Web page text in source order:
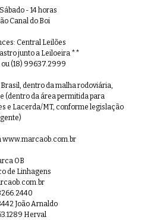
- 14 horas
Canal do Boi
Central Leilões
junto a Leiloeira **
(18) 99637.2999
Brasil, dentro da malha rodoviária,
(dentro da área permitida para
e Lacerda/MT, conforme legislação
www.marcaob.com.br
OB
de Linhagens
João Arnaldo
Herval